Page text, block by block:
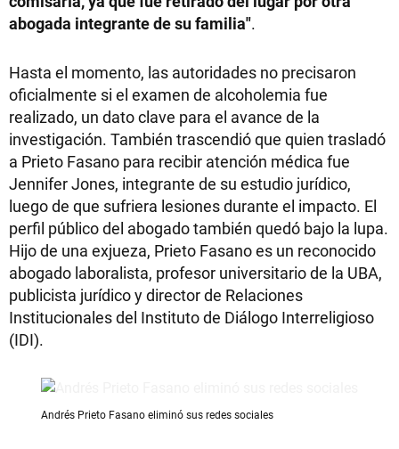
abogada integrante de su familia".
Hasta el momento, las autoridades no precisaron
oficialmente si el examen de alcoholemia fue
realizado, un dato clave para el avance de la
investigación. También trascendió que quien trasladó
a Prieto Fasano para recibir atención médica fue
Jennifer Jones, integrante de su estudio jurídico,
luego de que sufriera lesiones durante el impacto. El
perfil público del abogado también quedó bajo la lupa.
Hijo de una exjueza, Prieto Fasano es un reconocido
abogado laboralista, profesor universitario de la UBA,
publicista jurídico y director de Relaciones
Institucionales del Instituto de Diálogo Interreligioso
(IDI).
Andrés Prieto Fasano eliminó sus redes sociales